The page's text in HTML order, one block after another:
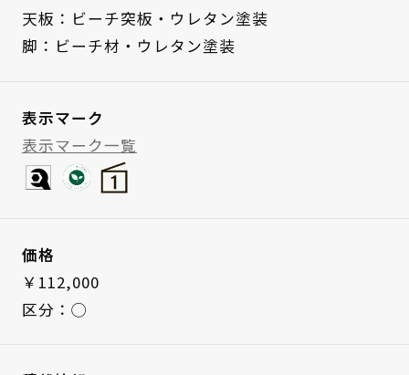
天板：ビーチ突板・ウレタン塗装
脚：ビーチ材・ウレタン塗装
表示マーク
表示マーク一覧
価格
￥112,000
区分：◯